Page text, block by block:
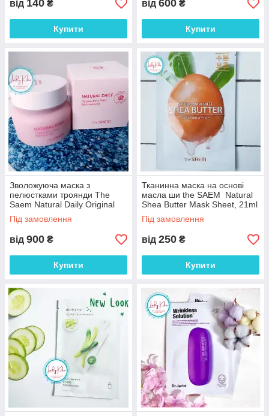
від 140 ₴
Купити
від 600 ₴
Купити
Зволожуюча маска з
пелюстками троянди The
Saem Natural Daily Original
Rose Mask, 100ml
Під замовлення
від 900 ₴
Купити
Тканинна маска на основі
масла ши the SAEM Natural
Shea Butter Mask Sheet, 21ml
Під замовлення
від 250 ₴
Купити